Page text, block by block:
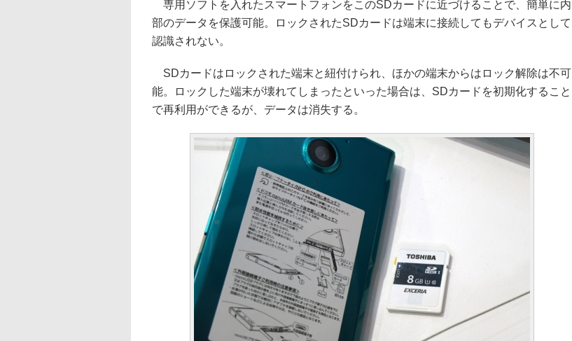
専用ソフトを入れたスマートフォンをこのSDカードに近づけることで、簡単に内
部のデータを保護可能。ロックされたSDカードは端末に接続してもデバイスとして
認識されない。
SDカードはロックされた端末と紐付けられ、ほかの端末からはロック解除は不可
能。ロックした端末が壊れてしまったといった場合は、SDカードを初期化すること
で再利用ができるが、データは消失する。